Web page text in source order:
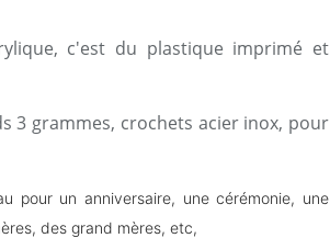
c'est du plastique imprimé et
3 grammes, crochets acier inox, pour
pour un anniversaire, une cérémonie, une
des grand mères, etc,